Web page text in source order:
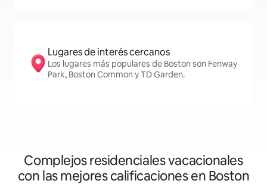
Lugares de interés cercanos
Los lugares más populares de Boston son Fenway
Park, Boston Common y TD Garden.
Complejos residenciales vacacionales
con las mejores calificaciones en Boston